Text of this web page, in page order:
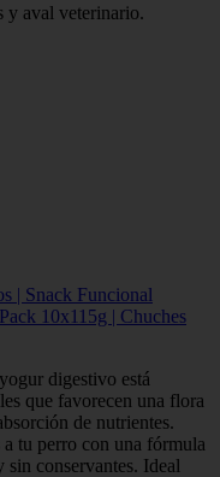
y aval veterinario.
| Snack Funcional
10x115g | Chuches
digestivo está
que favorecen una flora
de nutrientes.
tu perro con una fórmula
sin conservantes. Ideal